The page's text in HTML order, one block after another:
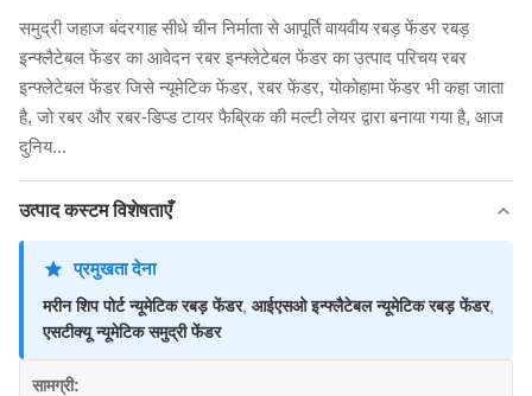
समुद्री जहाज बंदरगाह सीधे चीन निर्माता से आपूर्ति वायवीय रबड़ फेंडर रबड़
इन्फ्लैटेबल फेंडर का आवेदन रबर इन्फ्लेटेबल फेंडर का उत्पाद परिचय रबर
इन्फ्लेटेबल फेंडर जिसे न्यूमेटिक फेंडर, रबर फेंडर, योकोहामा फेंडर भी कहा जाता
है, जो रबर और रबर-डिप्ड टायर फैब्रिक की मल्टी लेयर द्वारा बनाया गया है, आज
दुनिय...
उत्पाद कस्टम विशेषताएँ
प्रमुखता देना
मरीन शिप पोर्ट न्यूमेटिक रबड़ फेंडर, आईएसओ इन्फ्लैटेबल न्यूमेटिक रबड़ फेंडर,
एसटीक्यू न्यूमेटिक समुद्री फेंडर
सामग्री: